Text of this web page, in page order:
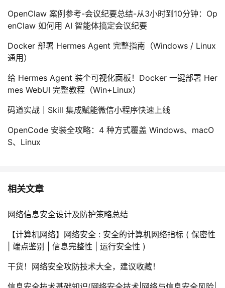
OpenClaw 案例参考-会议纪要总结-从3小时到10分钟：Op
enClaw 如何用 AI 智能体搞定会议纪要
Docker 部署 Hermes Agent 完整指南（Windows / Linux
通用）
给 Hermes Agent 装个可视化面板！Docker 一键部署 Her
mes WebUI 完整教程（Win+Linux）
码道实战｜Skill 集成赋能微信小程序快速上线
OpenCode 安装全攻略：4 种方式覆盖 Windows、macO
S、Linux
相关文章
网络信息安全设计及防护策略总结
【计算机网络】网络安全 : 安全的计算机网络指标 ( 保密性
| 端点鉴别 | 信息完整性 | 运行安全性 )
干货！网络安全攻防技术大全，建议收藏！